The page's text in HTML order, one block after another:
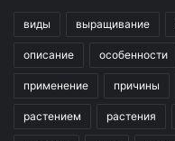
виды выращивание
описание особенности
применение причины
растением растения